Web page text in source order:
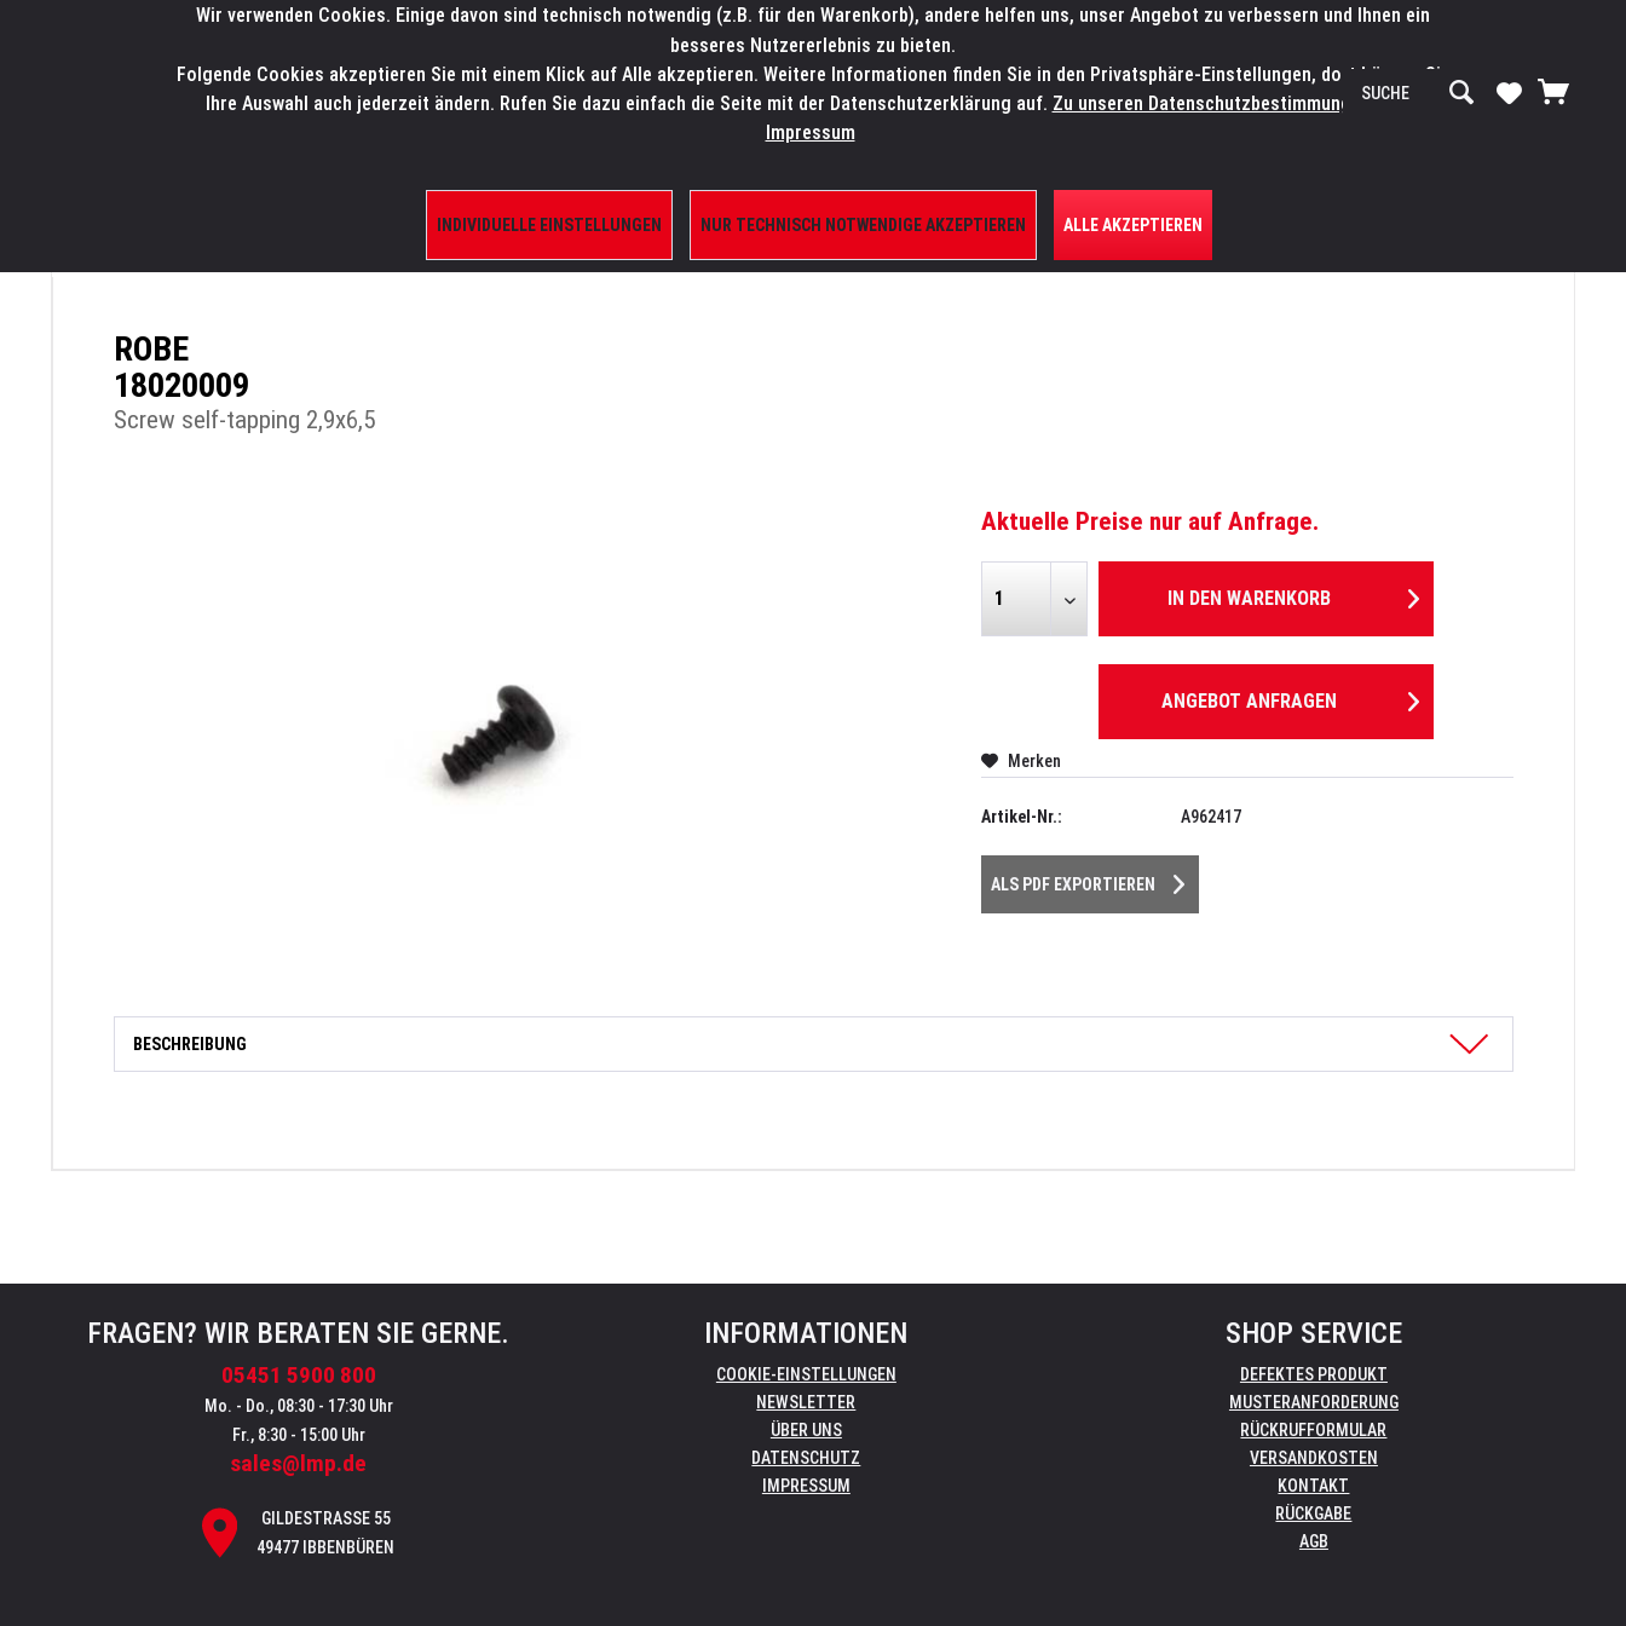
SALES-HOTLINE: +49 5451 5900-800 24/7: sales@lmp.de SERVICE-WERKSTATT Service/Hilfe
HOME PRODUKTE/SHOP MARKEN AKTUELLES SERVICE ÜBER UNS
ERSATZTEILE
ROBE
18020009
Screw self-tapping 2,9x6,5
Aktuelle Preise nur auf Anfrage.
IN DEN WARENKORB
ANGEBOT ANFRAGEN
Merken
Artikel-Nr.: A962417
ALS PDF EXPORTIEREN
BESCHREIBUNG
FRAGEN? WIR BERATEN SIE GERNE.
05451 5900 800
Mo. - Do., 08:30 - 17:30 Uhr
Fr., 8:30 - 15:00 Uhr
sales@lmp.de
GILDESTRASSE 55
49477 IBBENBÜREN
INFORMATIONEN
COOKIE-EINSTELLUNGEN
NEWSLETTER
ÜBER UNS
DATENSCHUTZ
IMPRESSUM
SHOP SERVICE
DEFEKTES PRODUKT
MUSTERANFORDERUNG
RÜCKRUFFORMULAR
VERSANDKOSTEN
KONTAKT
RÜCKGABE
AGB
Wir verwenden Cookies. Einige davon sind technisch notwendig (z.B. für den Warenkorb), andere helfen uns, unser Angebot zu verbessern und Ihnen ein
besseres Nutzererlebnis zu bieten.
Folgende Cookies akzeptieren Sie mit einem Klick auf Alle akzeptieren. Weitere Informationen finden Sie in den Privatsphäre-Einstellungen, dort können Sie
Ihre Auswahl auch jederzeit ändern. Rufen Sie dazu einfach die Seite mit der Datenschutzerklärung auf. Zu unseren Datenschutzbestimmungen. Zum
Impressum
INDIVIDUELLE EINSTELLUNGEN NUR TECHNISCH NOTWENDIGE AKZEPTIEREN ALLE AKZEPTIEREN